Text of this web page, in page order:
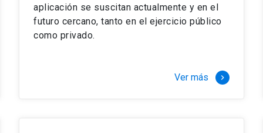
principalmente a extranjeros, que permite concentrar
expectativas profesionales, eligiendo entre una variedad de
de graduación de diciembre a marzo.
aplicación se suscitan actualmente y en el
futuro cercano, tanto en el ejercicio público
como privado.
Ver más keyboard_arrow_right